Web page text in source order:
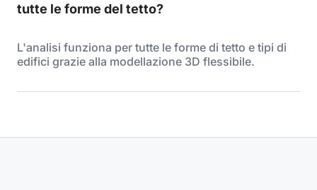
tutte le forme del tetto?
L'analisi funziona per tutte le forme di tetto e tipi di
edifici grazie alla modellazione 3D flessibile.